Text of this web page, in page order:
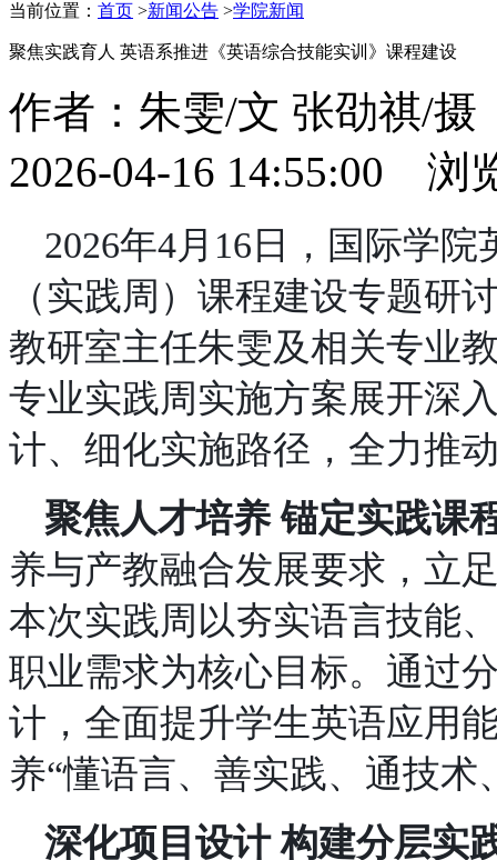
当前位置： 首页 >新闻公告 >学院新闻
聚焦实践育人 英语系推进《英语综合技能实训》课程建设
作者：朱雯/文 张劭祺/
2026-04-16 14:55:00 浏
2026年4月16日，国际学
（实践周）课程建设专题研
教研室主任朱雯及相关专业
专业实践周实施方案展开深
计、细化实施路径，全力推
聚焦人才培养 锚定实践课
养与产教融合发展要求，立
本次实践周以夯实语言技能
职业需求为核心目标。通过
计，全面提升学生英语应用
养“懂语言、善实践、通技术
深化项目设计 构建分层实